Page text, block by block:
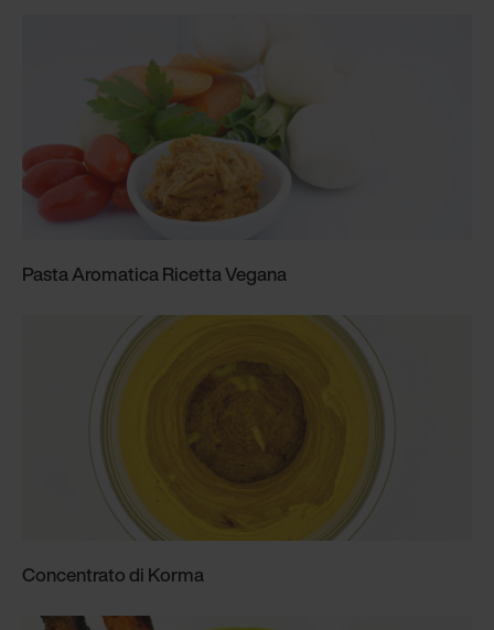
Pasta Aromatica Ricetta Vegana
Concentrato di Korma